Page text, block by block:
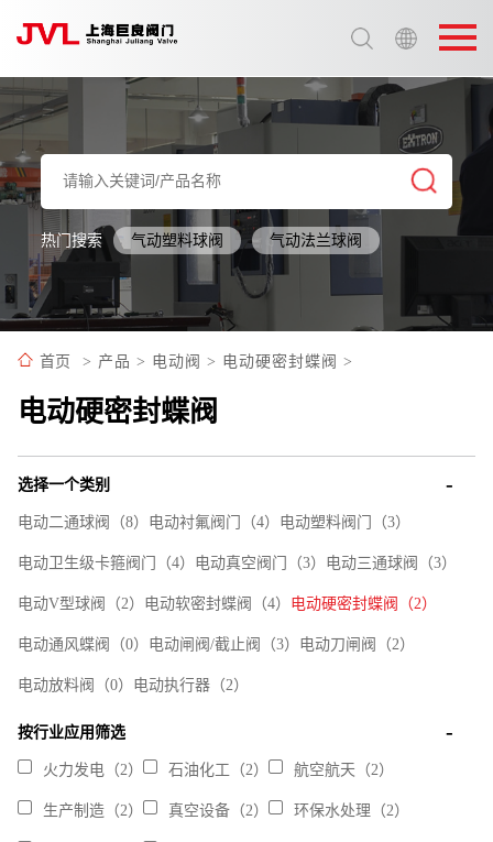
选择语言:
中文 / Chinese
英语 / English
热门搜索 气动塑料球阀 气动法兰球阀
首页 > 产品 > 电动阀 > 电动硬密封蝶阀 >
电动硬密封蝶阀
选择一个类别
电动二通球阀（8） 电动衬氟阀门（4） 电动塑料阀门（3）
电动卫生级卡箍阀门（4） 电动真空阀门（3） 电动三通球阀（3）
电动V型球阀（2） 电动软密封蝶阀（4） 电动硬密封蝶阀（2）
电动通风蝶阀（0） 电动闸阀/截止阀（3） 电动刀闸阀（2）
电动放料阀（0） 电动执行器（2）
按行业应用筛选
火力发电（2） 石油化工（2） 航空航天（2）
生产制造（2） 真空设备（2） 环保水处理（2）